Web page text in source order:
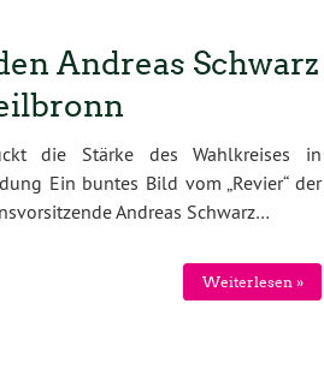
Andreas Schwarz
die Stärke des Wahlkreises in
Ein buntes Bild vom „Revier“ der
Andreas Schwarz…
Weiterlesen »